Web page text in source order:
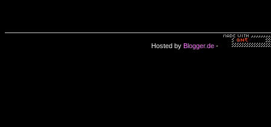
Hosted by Blogger.de -